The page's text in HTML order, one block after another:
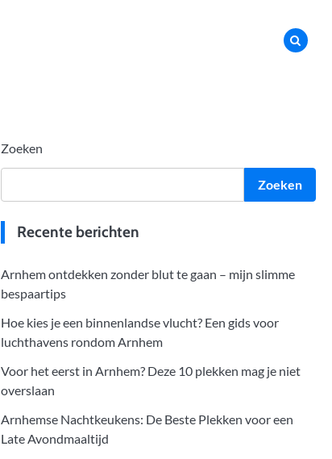
Zoeken
Zoeken
Recente berichten
Arnhem ontdekken zonder blut te gaan – mijn slimme
bespaartips
Hoe kies je een binnenlandse vlucht? Een gids voor
luchthavens rondom Arnhem
Voor het eerst in Arnhem? Deze 10 plekken mag je niet
overslaan
Arnhemse Nachtkeukens: De Beste Plekken voor een
Late Avondmaaltijd